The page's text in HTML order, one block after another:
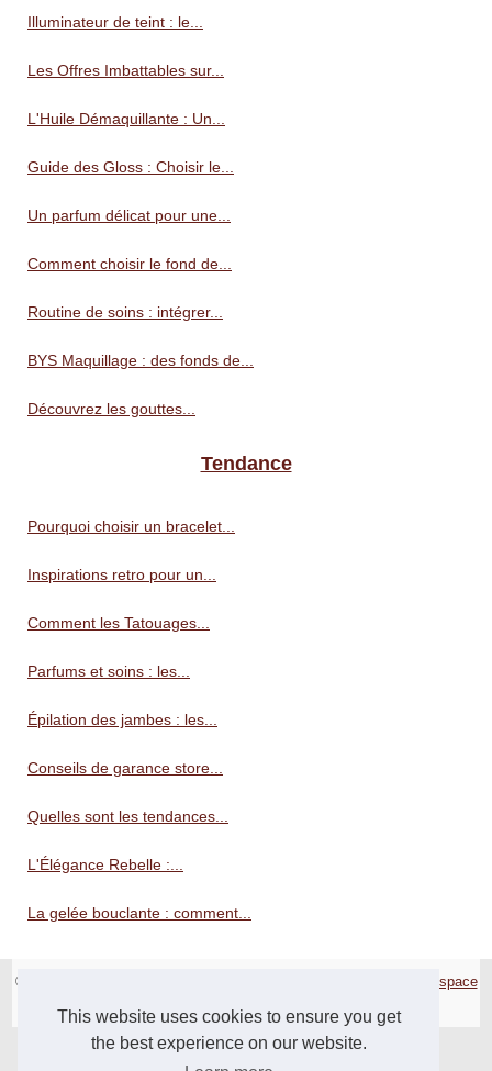
This website uses cookies to ensure you get
the best experience on our website.
Illuminateur de teint : le...
Les Offres Imbattables sur...
L'Huile Démaquillante : Un...
Guide des Gloss : Choisir le...
Un parfum délicat pour une...
Comment choisir le fond de...
Routine de soins : intégrer...
BYS Maquillage : des fonds de...
Découvrez les gouttes...
Tendance
Pourquoi choisir un bracelet...
Inspirations retro pour un...
Comment les Tatouages...
Parfums et soins : les...
Épilation des jambes : les...
Conseils de garance store...
Quelles sont les tendances...
L'Élégance Rebelle :...
La gelée bouclante : comment...
© 2026
Espace